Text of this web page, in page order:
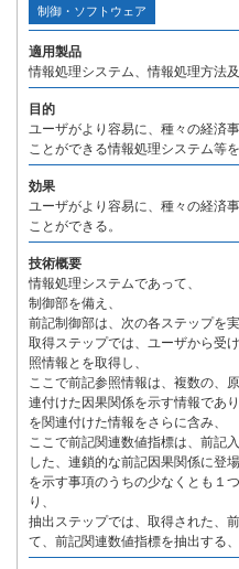
制御・ソフトウェア
適用製品
情報処理システム、情報処理方法
目的
ユーザがより容易に、種々の経済
ことができる情報処理システム等を
効果
ユーザがより容易に、種々の経済
ことができる。
技術概要
情報処理システムであって、
制御部を備え、
前記制御部は、次の各ステップを
取得ステップでは、ユーザから受
照情報とを取得し、
ここで前記参照情報は、複数の、
連付けた因果関係を示す情報であ
を関連付けた情報をさらに含み、
ここで前記関連数値指標は、前記
した、連鎖的な前記因果関係に登
を示す事項のうちの少なくとも１
り、
抽出ステップでは、取得された、
て、前記関連数値指標を抽出する、